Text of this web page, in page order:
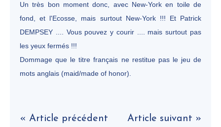
Un très bon moment donc, avec New-York en toile de
fond, et l'Ecosse, mais surtout New-York !!! Et Patrick
DEMPSEY .... Vous pouvez y courir .... mais surtout pas
les yeux fermés !!!
Dommage que le titre français ne restitue pas le jeu de
mots anglais (maid/made of honor).
« Article précédent Article suivant »